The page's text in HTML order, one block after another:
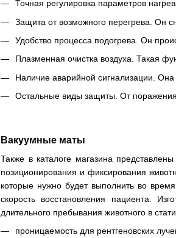
Точная регулировка параметров
Защита от возможного перегрева. Он
Удобство процесса подогрева. Он
Плазменная очистка воздуха. Такая
Наличие аварийной сигнализации.
Остальные виды защиты. От поражения
Вакуумные маты
Также в каталоге магазина
позиционирования и фиксирования
которые нужно будет выполнить во
скорость восстановления пациента.
длительного пребывания животного в
проницаемость для рентгеновских